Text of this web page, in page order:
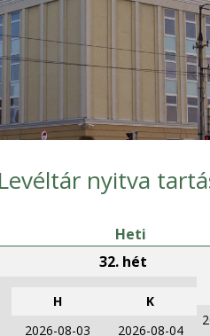
nyitva
Heti
32. hét
h
2026-08-03
k
2026-08-04